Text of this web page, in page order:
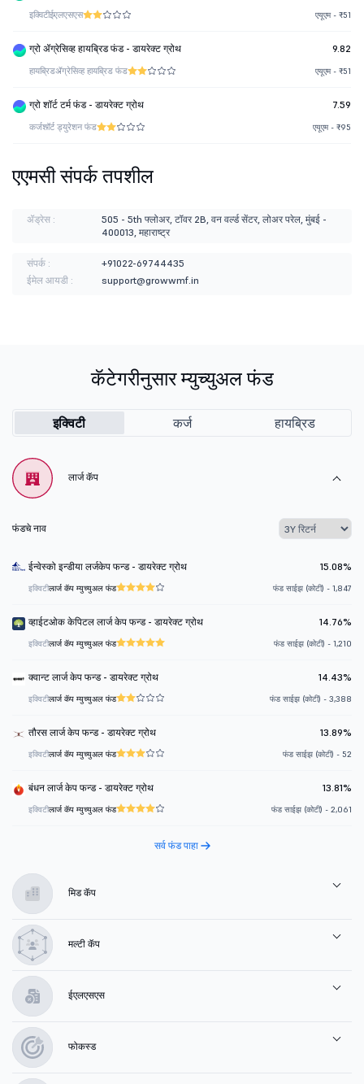
इक्विटीईएलएसएस एयूएम - ₹51
ग्रो ॲग्रेसिव्ह हायब्रिड फंड - डायरेक्ट ग्रोथ 9.82
हायब्रिडॲग्रेसिव्ह हायब्रिड फंड एयूएम - ₹51
ग्रो शॉर्ट टर्म फंड - डायरेक्ट ग्रोथ 7.59
कर्जशॉर्ट ड्युरेशन फंड एयूएम - ₹95
एएमसी संपर्क तपशील
ॲड्रेस :
505 - 5th फ्लोअर, टॉवर 2B, वन वर्ल्ड सेंटर, लोअर परेल, मुंबई -
400013, महाराष्ट्र
संपर्क :
+91022-69744435
ईमेल आयडी :
support@growwmf.in
कॅटेगरीनुसार म्युच्युअल फंड
इक्विटी कर्ज हायब्रिड
लार्ज कॅप
फंडचे नाव
ईन्वेस्को इन्डीया लर्जकेप फन्ड - डायरेक्ट ग्रोथ 15.08%
इक्विटीलार्ज कॅप म्युच्युअल फंड फंड साईझ (कोटी) - 1,847
व्हाईटओक केपिटल लार्ज केप फन्ड - डायरेक्ट ग्रोथ 14.76%
इक्विटीलार्ज कॅप म्युच्युअल फंड फंड साईझ (कोटी) - 1,210
क्वान्ट लार्ज केप फन्ड - डायरेक्ट ग्रोथ 14.43%
इक्विटीलार्ज कॅप म्युच्युअल फंड फंड साईझ (कोटी) - 3,388
तौरस लार्ज केप फन्ड - डायरेक्ट ग्रोथ 13.89%
इक्विटीलार्ज कॅप म्युच्युअल फंड फंड साईझ (कोटी) - 52
बंधन लार्ज केप फन्ड - डायरेक्ट ग्रोथ 13.81%
इक्विटीलार्ज कॅप म्युच्युअल फंड फंड साईझ (कोटी) - 2,061
सर्व फंड पाहा
मिड कॅप
मल्टी कॅप
ईएलएसएस
फोकस्ड